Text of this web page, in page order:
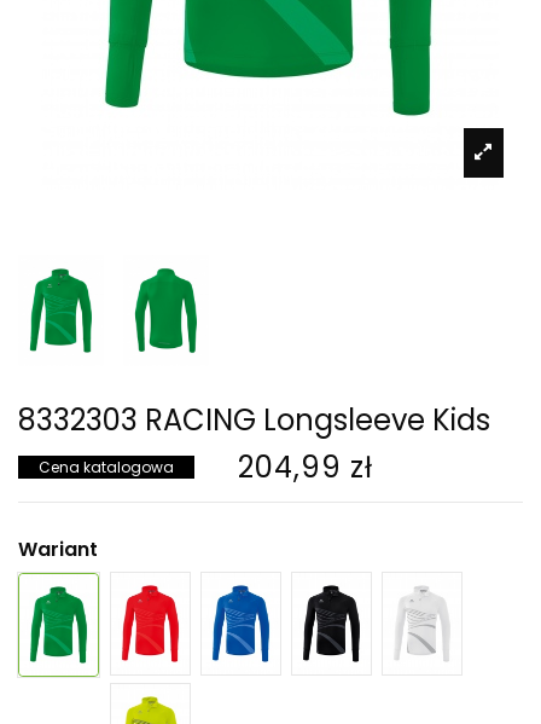
8332303 RACING Longsleeve Kids
Cena katalogowa 204,99 zł
Wariant